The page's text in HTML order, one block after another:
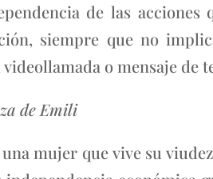
de las
siempre que no
o mensaje de
de Emili
mujer que vive su